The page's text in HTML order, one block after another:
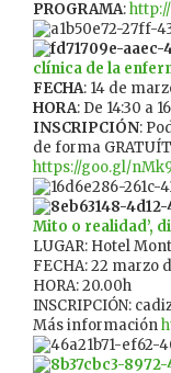
PROGRAMA:
clínica de la
FECHA: 14 de
HORA: De 14:30 a
INSCRIPCIÓN:
de forma
https://goo.gl/
Mito o realidad’,
LUGAR: Hotel
FECHA: 22 marzo
HORA: 20.00h
INSCRIPCIÓN:
Más información